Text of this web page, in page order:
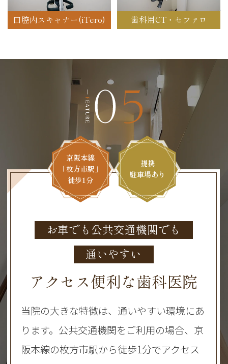
口腔内スキャナー(iTero) 歯科用CT・セファロ
京阪本線
「枚方市駅」
徒歩1分
提携
駐車場あり
お車でも公共交通機関でも
通いやすい
アクセス便利な歯科医院
当院の大きな特徴は、通いやすい環境にあ
ります。公共交通機関をご利用の場合、京
阪本線の枚方市駅から徒歩1分でアクセス